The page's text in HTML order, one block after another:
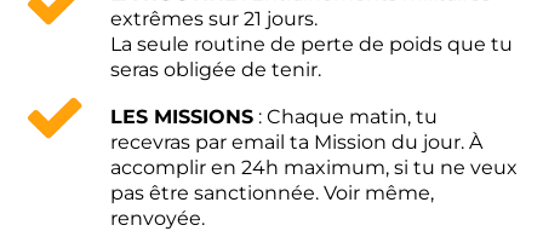
extrêmes sur 21 jours.
La seule routine de perte de poids que tu
seras obligée de tenir.
LES MISSIONS : Chaque matin, tu
recevras par email ta Mission du jour. À
accomplir en 24h maximum, si tu ne veux
pas être sanctionnée. Voir même,
renvoyée.